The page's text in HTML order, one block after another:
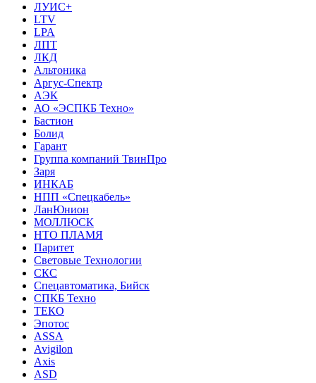
ЛУИС+
LTV
LPA
ЛПТ
ЛКД
Альтоника
Аргус-Спектр
АЭК
АО «ЭСПКБ Техно»
Бастион
Болид
Гарант
Группа компаний ТвинПро
Заря
ИНКАБ
НПП «Спецкабель»
ЛанЮнион
МОЛЛЮСК
НТО ПЛАМЯ
Паритет
Световые Технологии
СКС
Спецавтоматика, Бийск
СПКБ Техно
ТЕКО
Эпотос
ASSA
Avigilon
Axis
ASD